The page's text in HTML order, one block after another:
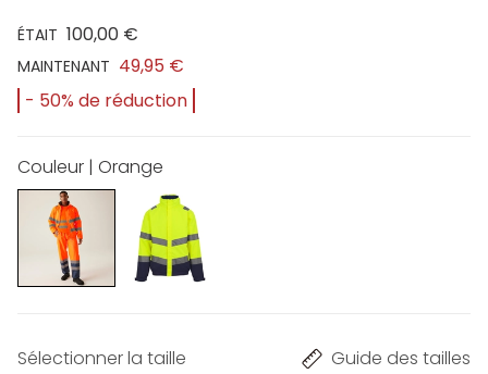
ÉTAIT 100,00 €
MAINTENANT 49,95 €
- 50% de réduction
Couleur | Orange
Sélectionner la taille Guide des tailles